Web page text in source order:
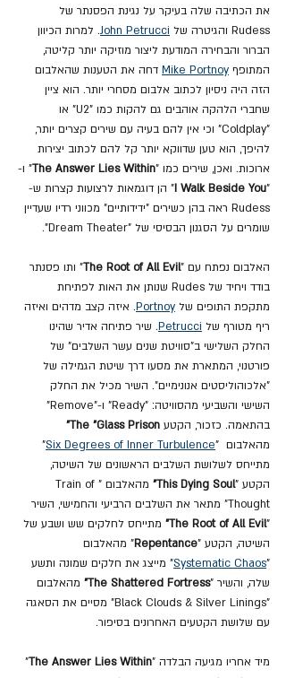
את הכתיבה שלה בעיקר על נגינת הפסנתר של
Rudess והגיטרה של
John Petrucci. למרות הכיוון
הברור והבחירה המודעת ליצור מוזיקה יותר קליטה,
המתופף Mike Portnoy דחה את הטענות שהאלבום
הזה היה ניסיון לכתוב אלבום מסחרי יותר. הוא ציין
שחברי הלהקה אוהבים גם להקות כמו "U2" או
"Coldplay" וכי אין להם בעיה עם שירים קצרים יותר,
להיפך, הוא טען שדווקא יותר קל להם לכתוב יצירות
ארוכות. ואכן, שירים כמו "The Answer Lies Within" ו-
"
I Walk Beside You" הן דוגמאות לרצועות קצרות ש-
Rudess ראה בהן כשירים "ידידותיים" מכווני רדיו שעדיין
שומרים על הסגנון הבסיסי של "Dream Theater".
האלבום נפתח עם "The Root of All Evil" ותו פסנתר
בודד ויחיד של Rudes שנותן את האות לפתיחת
מתקפת התופים של Portnoy. איזה קצב מדהים ואיזה
ריף מטורף של Petrucci. שיר פתיחה אדיר שהינו
החלק השלישי ב"סוויטת שנים עשר השלבים" של
פורטנוי, המתארת את מסעו דרך שיטת הגמילה של
"אלכוהוליסטים אנונימיים". השיר מכיל את החלק
השישי והשביעי מהסוויטה: "Ready" ו-"Remove"
בהתאמה. כזכור, הקטע The "Glass Prison"
מהאלבום "
Six Degrees of Inner Turbulence
"
מתייחס לשלושת השלבים הראשונים של השיטה,
הקטע "This Dying Soul"
מהאלבום "Train of
Thought" מתאר את השלבים הרביעי והחמישי, השיר
"
The Root of All Evil" מתייחס לחלקים שש ושבע של
השיטה, הקטע "Repentance" מהאלבום
"
Systematic Chaos" מייצג את חלקים שמונה ותשע
שלה, והשיר "The Shattered Fortress" מהאלבום
"Black Clouds & Silver Linings" מסיים את הסאגה
עם שלושת הקטעים האחרונים בסיפור.
מיד אחריו מגיעה הבלדה "The Answer Lies Within
"